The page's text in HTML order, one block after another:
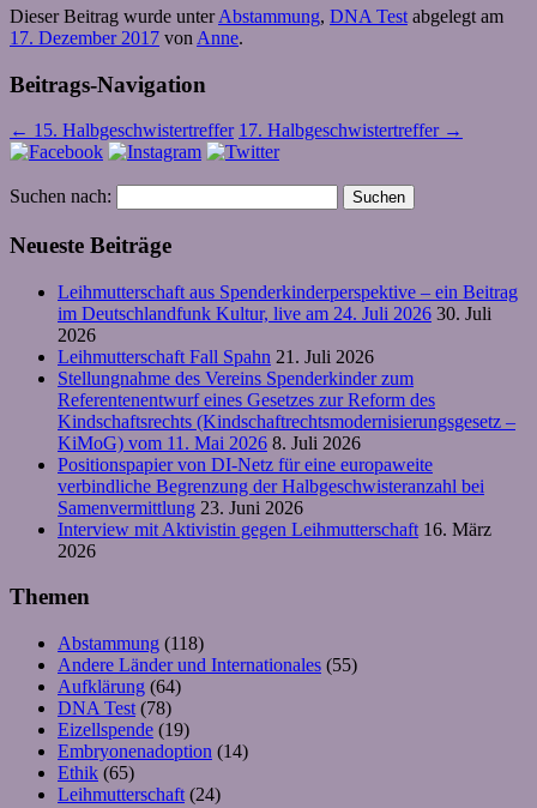
Dieser Beitrag wurde unterAbstammung, DNA Test abgelegt am
17. Dezember 2017 von Anne.
Beitrags-Navigation
← 15. Halbgeschwistertreffer 17. Halbgeschwistertreffer →
Suchen nach:
Neueste Beiträge
Leihmutterschaft aus Spenderkinderperspektive – ein Beitrag
im Deutschlandfunk Kultur, live am 24. Juli 2026 30. Juli
2026
Leihmutterschaft Fall Spahn 21. Juli 2026
Stellungnahme des Vereins Spenderkinder zum
Referentenentwurf eines Gesetzes zur Reform des
Kindschaftsrechts (Kindschaftrechtsmodernisierungsgesetz –
KiMoG) vom 11. Mai 2026 8. Juli 2026
Positionspapier von DI-Netz für eine europaweite
verbindliche Begrenzung der Halbgeschwisteranzahl bei
Samenvermittlung 23. Juni 2026
Interview mit Aktivistin gegen Leihmutterschaft 16. März
2026
Themen
Abstammung (118)
Andere Länder und Internationales (55)
Aufklärung (64)
DNA Test (78)
Eizellspende (19)
Embryonenadoption (14)
Ethik (65)
Leihmutterschaft (24)